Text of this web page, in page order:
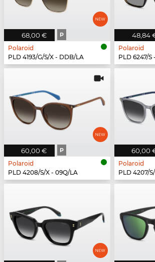
68,00 € P
Polaroid
PLD 4193/G/S/X - DDB/LA
48,84
Polaroid
PLD 6247/S
60,00 € P
Polaroid
PLD 4208/S/X - 09Q/LA
60,00
Polaroid
PLD 4207/